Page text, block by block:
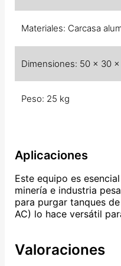
Materiales: Carcasa
Dimensiones: 50 x 30
Peso: 25 kg
Aplicaciones
Este equipo es
minería e industria
para purgar tanques
AC) lo hace versátil
Valoraciones